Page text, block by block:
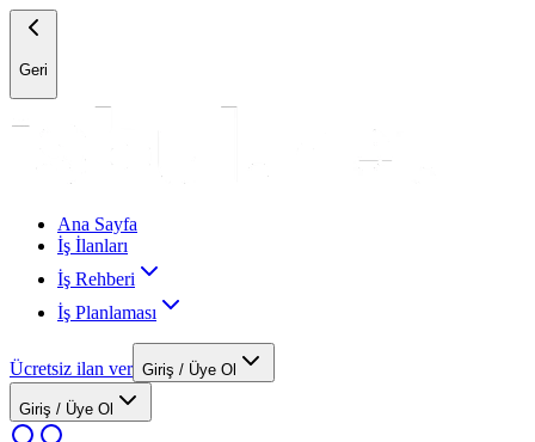
Geri
Ana Sayfa
İş İlanları
İş Rehberi
İş Planlaması
Ücretsiz ilan ver Giriş / Üye Ol
Giriş / Üye Ol